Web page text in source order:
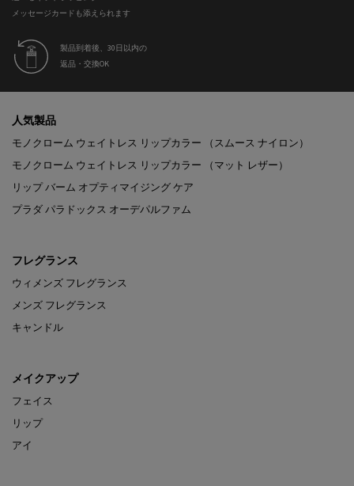
メッセージカードも添えられます
製品到着後、30日以内の
返品・交換OK
人気製品
モノクローム ウェイトレス リップカラー （スムース ナイロン）
モノクローム ウェイトレス リップカラー （マット レザー）
リップ バーム オプティマイジング ケア
プラダ パラドックス オーデパルファム
フレグランス
ウィメンズ フレグランス
メンズ フレグランス
キャンドル
メイクアップ
フェイス
リップ
アイ